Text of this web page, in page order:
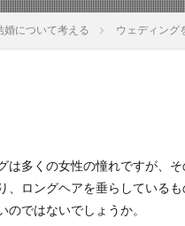
婚について考える ウェディング
は多くの女性の憧れですが、
、ロングヘアを垂らしている
のではないでしょうか。